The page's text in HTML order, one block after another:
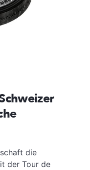
die
der Tour de